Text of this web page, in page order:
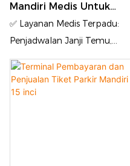
Mandiri Medis Untuk
Klinik Rumah Sakit |
Pendaftaran Janji Temu
Dengan Penyelesaian
Klaim Asuransi
✅ Layanan Medis Terpadu:
Penjadwalan Janji Temu,
Pembayaran, Cetak Laporan,
Penyelesaian Asuransi ✅
Verifikasi Multi-Identitas: